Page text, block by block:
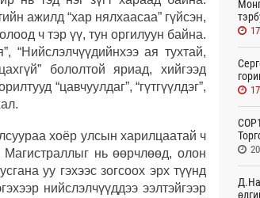
ажилд “хар нялхаасаа” гүйсэн,
ч тэр үү, тун оргилуун байна.
“Нийслэлчүүдийнхээ ая тухтай,
бололтой яриад, хийгээд
“цавчуулдаг”, “гүтгүүлдэг”,
хоёр улсын харилцаатай ч
нь өөрчлөөд, олон
уу гэхээс зогсоох эрх түүнд
нийслэлчүүддээ ээлтэйгээр